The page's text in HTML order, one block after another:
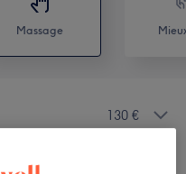
Massage
130 €